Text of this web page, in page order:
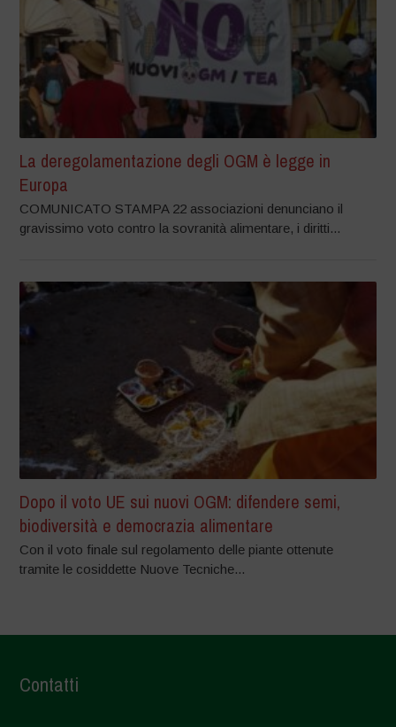
La deregolamentazione degli OGM è legge in
Europa
COMUNICATO STAMPA 22 associazioni denunciano il
gravissimo voto contro la sovranità alimentare, i diritti...
Dopo il voto UE sui nuovi OGM: difendere semi,
biodiversità e democrazia alimentare
Con il voto finale sul regolamento delle piante ottenute
tramite le cosiddette Nuove Tecniche...
Contatti